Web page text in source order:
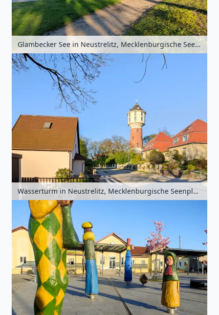
Glambecker See in Neustrelitz, Mecklenburgische Seenplatte, Mecklenburg-Vorpommern, Deutschland
Wasserturm in Neustrelitz, Mecklenburgische Seenplatte, Mecklenburg-Vorpommern, Deutschland